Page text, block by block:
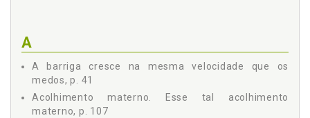
AMOR DE MÃE SE MULTIPLICA, NÃO SE DIVIDE (NÃO
DUVIDE!), p. 73
AQUELA AJUDA AMIGA, p. 77
NASCE MEU 3º FILHO: O ALMANAQUE DOS PAIS, p. 83
COLO DE MÃE PARA MÃE: TEM TODO UM MUNDO QUE
NUNCA VAI TE ENTENDER, p. 85
A
A barriga cresce na mesma velocidade que os
medos, p. 41
Acolhimento materno. Esse tal acolhimento
materno, p. 107